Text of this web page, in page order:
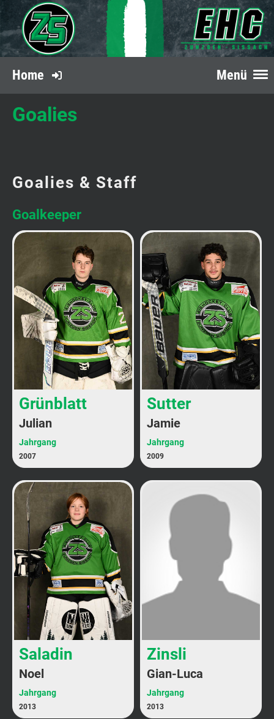
Menü
Home
Goalies
Goalies & Staff
Goalkeeper
Grünblatt
Julian
Jahrgang
2007
Sutter
Jamie
Jahrgang
2009
Saladin
Noel
Jahrgang
2013
Zinsli
Gian-Luca
Jahrgang
2013